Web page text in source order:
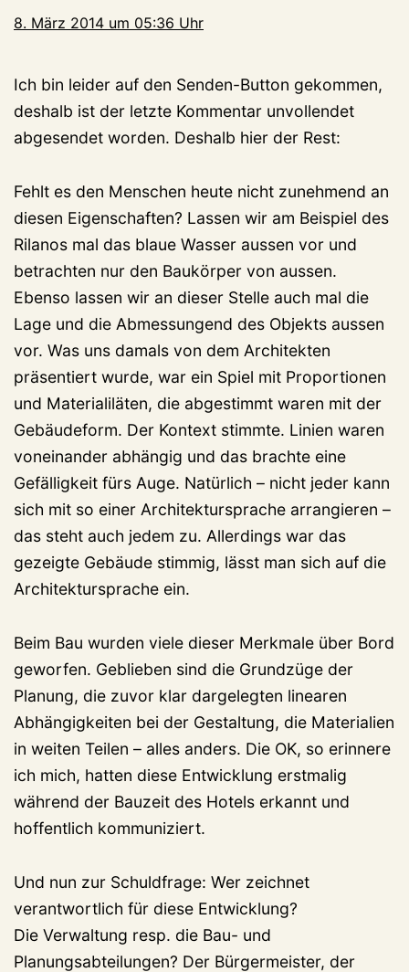
8. März 2014 um 05:36 Uhr
Ich bin leider auf den Senden-Button gekommen,
deshalb ist der letzte Kommentar unvollendet
abgesendet worden. Deshalb hier der Rest:
Fehlt es den Menschen heute nicht zunehmend an
diesen Eigenschaften? Lassen wir am Beispiel des
Rilanos mal das blaue Wasser aussen vor und
betrachten nur den Baukörper von aussen.
Ebenso lassen wir an dieser Stelle auch mal die
Lage und die Abmessungend des Objekts aussen
vor. Was uns damals von dem Architekten
präsentiert wurde, war ein Spiel mit Proportionen
und Materialiläten, die abgestimmt waren mit der
Gebäudeform. Der Kontext stimmte. Linien waren
voneinander abhängig und das brachte eine
Gefälligkeit fürs Auge. Natürlich – nicht jeder kann
sich mit so einer Architektursprache arrangieren –
das steht auch jedem zu. Allerdings war das
gezeigte Gebäude stimmig, lässt man sich auf die
Architektursprache ein.
Beim Bau wurden viele dieser Merkmale über Bord
geworfen. Geblieben sind die Grundzüge der
Planung, die zuvor klar dargelegten linearen
Abhängigkeiten bei der Gestaltung, die Materialien
in weiten Teilen – alles anders. Die OK, so erinnere
ich mich, hatten diese Entwicklung erstmalig
während der Bauzeit des Hotels erkannt und
hoffentlich kommuniziert.
Und nun zur Schuldfrage: Wer zeichnet
verantwortlich für diese Entwicklung?
Die Verwaltung resp. die Bau- und
Planungsabteilungen? Der Bürgermeister, der